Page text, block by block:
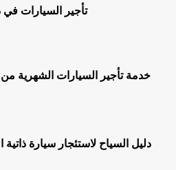
تأجير السيارات
خدمة تأجير السيارات الشهرية من
دليل السياح لاستئجار سيارة ذاتية